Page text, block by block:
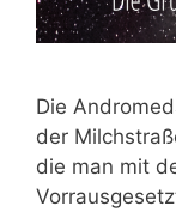
Die
der
die man mit